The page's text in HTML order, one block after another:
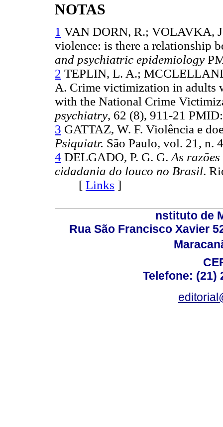
NOTAS
1 VAN DORN, R.; VOLAVKA,
violence: is there a relationship
and psychiatric epidemiology
2 TEPLIN, L. A.;
A. Crime victimization in adults
with the National Crime
psychiatry, 62 (8), 911-21
3 GATTAZ, W. F. Violência e
Psiquiatr. São Paulo, vol. 21,
4 DELGADO, P. G. G. As
cidadania do louco no Brasil.
[ Links ]
nstituto de
Rua São Francisco Xavier
Telefone: (21)